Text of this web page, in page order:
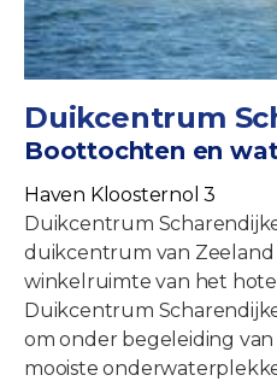
Duikcentrum
Boottochten en
Haven Kloosternol 3
Duikcentrum
duikcentrum van Zeeland
winkelruimte van het
Duikcentrum
om onder begeleiding
mooiste